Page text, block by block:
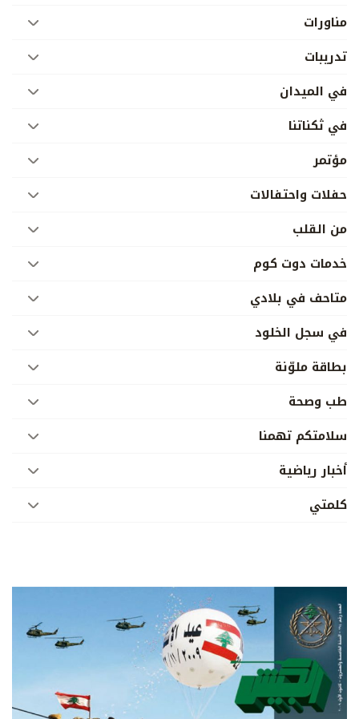
مناورات
تدريبات
في الميدان
في ثكناتنا
مؤتمر
حفلات واحتفالات
من القلب
خدمات دوت كوم
متاحف في بلادي
في سجل الخلود
بطاقة ملوّنة
طب وصحة
سلامتكم تهمنا
أخبار رياضية
كلمتي